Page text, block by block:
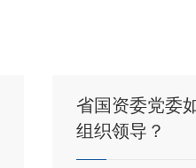
省国资委党委
组织领导？